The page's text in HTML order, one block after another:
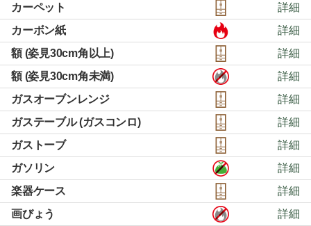
カーペット
詳細
カーボン紙
詳細
額 (姿見30cm角以上)
詳細
額 (姿見30cm角未満)
詳細
ガスオーブンレンジ
詳細
ガステーブル (ガスコンロ)
詳細
ガストーブ
詳細
ガソリン
詳細
楽器ケース
詳細
画びょう
詳細